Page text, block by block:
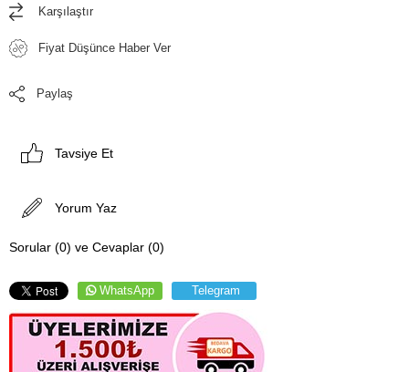
Karşılaştır
Fiyat Düşünce Haber Ver
Paylaş
Tavsiye Et
Yorum Yaz
Sorular (0) ve Cevaplar (0)
WhatsApp Telegram